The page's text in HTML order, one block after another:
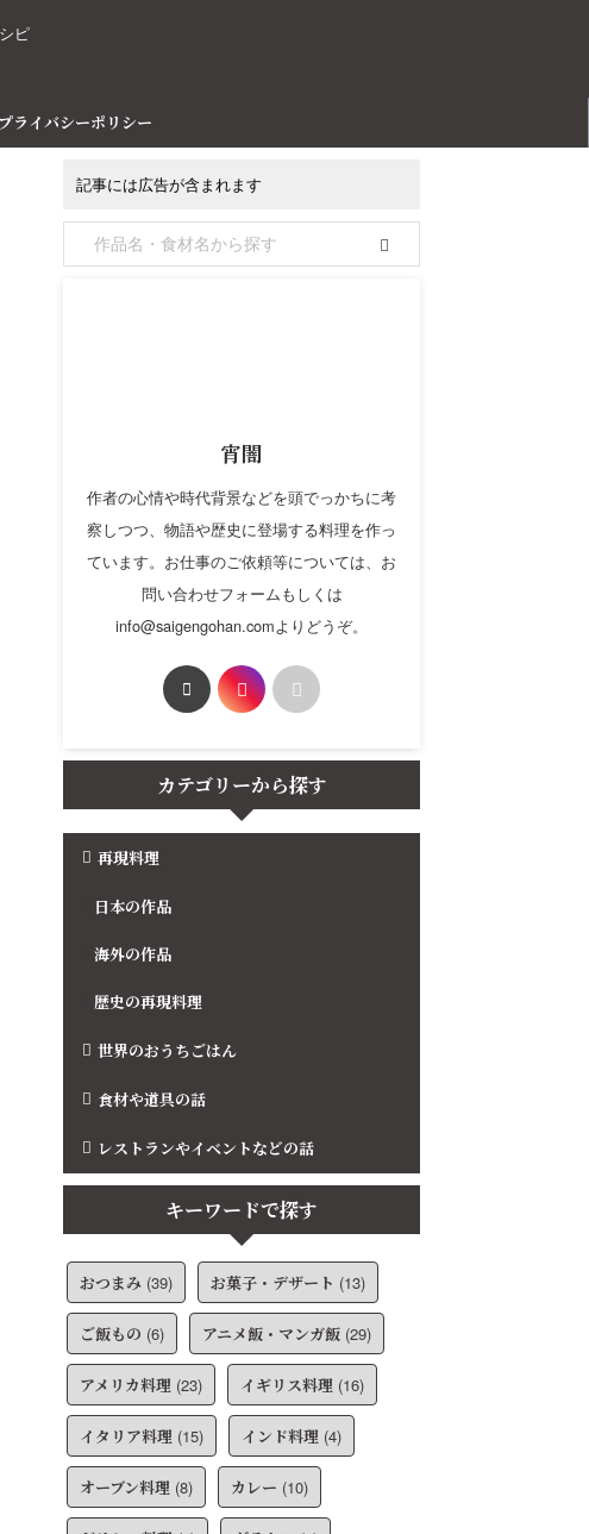
ピ
プライバシーポリシー
記事には広告が含まれます
宵闇
作者の心情や時代背景などを頭でっかちに考
察しつつ、物語や歴史に登場する料理を作っ
ています。お仕事のご依頼等については、お
問い合わせフォームもしくは
info@saigengohan.comよりどうぞ。
カテゴリーから探す
再現料理
日本の作品
海外の作品
歴史の再現料理
世界のおうちごはん
食材や道具の話
レストランやイベントなどの話
キーワードで探す
おつまみ (39) お菓子・デザート (13)
ご飯もの (6) アニメ飯・マンガ飯 (29)
アメリカ料理 (23) イギリス料理 (16)
イタリア料理 (15) インド料理 (4)
オーブン料理 (8) カレー (10)